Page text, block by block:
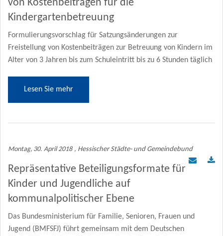
von Kostenbeiträgen für die
Kindergartenbetreuung
Formulierungsvorschlag für Satzungsänderungen zur
Freistellung von Kostenbeiträgen zur Betreuung von Kindern im
Alter von 3 Jahren bis zum Schuleintritt bis zu 6 Stunden täglich
Lesen Sie mehr
Montag, 30. April 2018 , Hessischer Städte- und Gemeindebund
Repräsentative Beteiligungsformate für
Kinder und Jugendliche auf
kommunalpolitischer Ebene
Das Bundesministerium für Familie, Senioren, Frauen und
Jugend (BMFSFJ) führt gemeinsam mit dem Deutschen